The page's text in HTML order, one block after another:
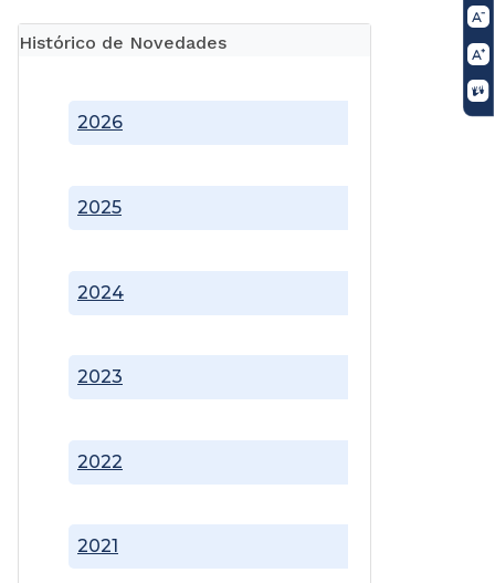
Histórico de Novedades
2021
2022
2023
2024
2025
2026